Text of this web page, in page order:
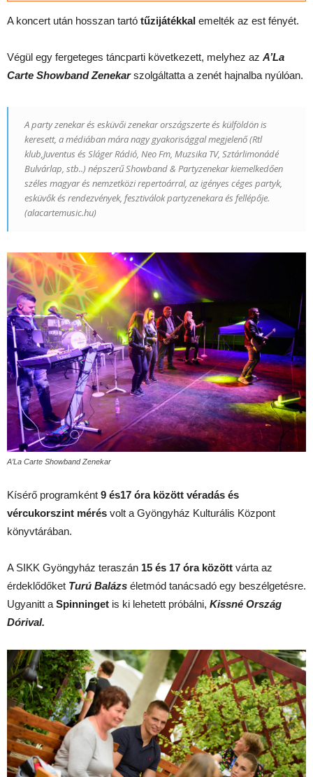
A koncert után hosszan tartó tűzijátékkal emelték az est fényét.
Végül egy fergeteges táncparti következett, melyhez az A’La
Carte Showband Zenekarszolgáltatta a zenét hajnalba nyúlóan.
A party zenekar és esküvői zenekar országszerte és külföldön is
keresett, a médiában mára nagy gyakorisággal megjelenő (Rtl
klub,Juventus és Sláger Rádió, Neo Fm, Muzsika TV, Sztárlimonádé
Bulvárlap, stb..) népszerű Showband & Partyzenekar kiemelkedően
széles magyar és nemzetközi repertoárral, az igényes céges partyk,
esküvők és rendezvények, fesztiválok partyzenekara és fellépője.
(alacartemusic.hu)
A’La Carte Showband Zenekar
Kísérő programként 9 és17 óra között véradás és
vércukorszint mérés volt a Gyöngyház Kulturális Központ
könyvtárában.
A SIKK Gyöngyház teraszán 15 és 17 óra között várta az
érdeklődőket Turú Balázs életmód tanácsadó egy beszélgetésre.
Ugyanitt aSpinninget is ki lehetett próbálni, Kissné Ország
Dórival.